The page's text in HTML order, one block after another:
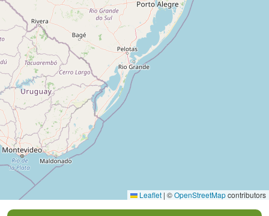
Leaflet | ©OpenStreetMapcontributors